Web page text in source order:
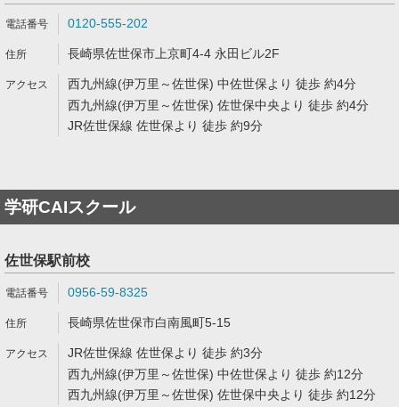
0120-555-202
長崎県佐世保市上京町4-4 永田ビル2F
西九州線(伊万里～佐世保) 中佐世保より 徒歩 約4分
西九州線(伊万里～佐世保) 佐世保中央より 徒歩 約4分
JR佐世保線 佐世保より 徒歩 約9分
学研CAIスクール
佐世保駅前校
0956-59-8325
長崎県佐世保市白南風町5-15
JR佐世保線 佐世保より 徒歩 約3分
西九州線(伊万里～佐世保) 中佐世保より 徒歩 約12分
西九州線(伊万里～佐世保) 佐世保中央より 徒歩 約12分